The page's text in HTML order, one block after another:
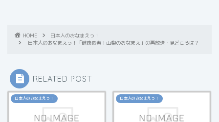
HOME
日本人のおなまえっ！
日本人のおなまえっ！「健康長寿！山梨のおなまえ」の再放送・見どころは？
RELATED POST
日本人のおなまえっ！ 日本人のおなまえっ！